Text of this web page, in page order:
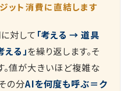
ット消費に直結します
対して 「考える → 道具
る」を繰り返します。そ
。値が大きいほど複雑な
の分AIを何度も呼ぶ＝ク